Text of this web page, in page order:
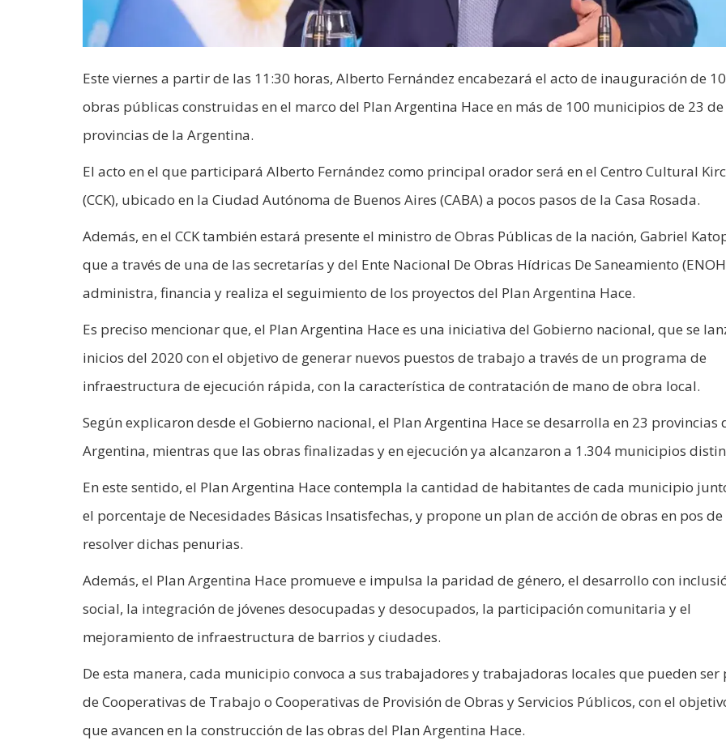
Este viernes a partir de las 11:30 horas, Alberto Fernández encabezará el acto de inauguración de
obras públicas construidas en el marco del Plan Argentina Hace en más de 100 municipios de 23
provincias de la Argentina.
El acto en el que participará Alberto Fernández como principal orador será en el Centro Cultural
(CCK), ubicado en la Ciudad Autónoma de Buenos Aires (CABA) a pocos pasos de la Casa Rosada.
Además, en el CCK también estará presente el ministro de Obras Públicas de la nación, Gabriel
que a través de una de las secretarías y del Ente Nacional De Obras Hídricas De Saneamiento
administra, financia y realiza el seguimiento de los proyectos del Plan Argentina Hace.
Es preciso mencionar que, el Plan Argentina Hace es una iniciativa del Gobierno nacional, que se
inicios del 2020 con el objetivo de generar nuevos puestos de trabajo a través de un programa de
infraestructura de ejecución rápida, con la característica de contratación de mano de obra local.
Según explicaron desde el Gobierno nacional, el Plan Argentina Hace se desarrolla en 23 provincias
Argentina, mientras que las obras finalizadas y en ejecución ya alcanzaron a 1.304 municipios
En este sentido, el Plan Argentina Hace contempla la cantidad de habitantes de cada municipio
el porcentaje de Necesidades Básicas Insatisfechas, y propone un plan de acción de obras en pos de
resolver dichas penurias.
Además, el Plan Argentina Hace promueve e impulsa la paridad de género, el desarrollo con
social, la integración de jóvenes desocupadas y desocupados, la participación comunitaria y el
mejoramiento de infraestructura de barrios y ciudades.
De esta manera, cada municipio convoca a sus trabajadores y trabajadoras locales que pueden ser
de Cooperativas de Trabajo o Cooperativas de Provisión de Obras y Servicios Públicos, con el
que avancen en la construcción de las obras del Plan Argentina Hace.